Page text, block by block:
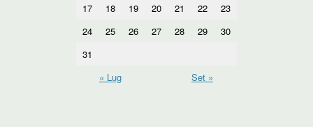
17
18 19 20 21 22
23
24
25 26 27 28 29
30
31
« Lug
Set »